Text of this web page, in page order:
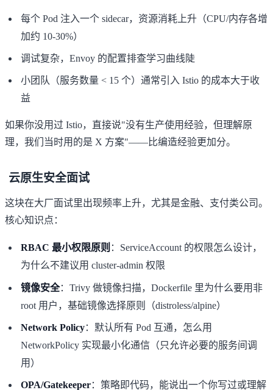
每个 Pod 注入一个 sidecar，资源消耗上升（CPU/内存各增
加约 10-30%）
调试复杂，Envoy 的配置排查学习曲线陡
小团队（服务数量 < 15 个）通常引入 Istio 的成本大于收
益
如果你没用过 Istio，直接说"没有生产使用经验，但理解原
理，我们当时用的是 X 方案"——比编造经验更加分。
云原生安全面试
这块在大厂面试里出现频率上升，尤其是金融、支付类公司。
核心知识点：
RBAC 最小权限原则 ：ServiceAccount 的权限怎么设计，
为什么不建议用 cluster-admin 权限
镜像安全： Trivy做镜像扫描，Dockerfile 里为什么要用非
root 用户，基础镜像选择原则（distroless/alpine）
Network Policy：默认所有 Pod 互通，怎么用
NetworkPolicy 实现最小化通信（只允许必要的服务间调
用）
OPA/Gatekeeper：策略即代码，能说出一个你写过或理解